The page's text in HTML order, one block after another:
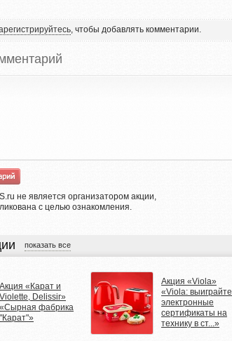
, чтобы добавлять комментарии.
не является организатором акции,
с целью ознакомления.
показать все
Акция «Карат и
Violette, Delissir»
«Сырная фабрика
"Карат"»
Акция «Viola»
«Viola: выиграйте
электронные
сертификаты на
технику в ст...»